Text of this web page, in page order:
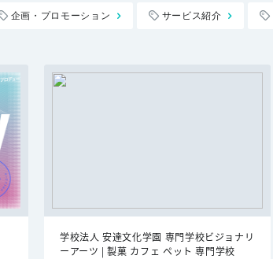
企画・プロモーション サービス紹介
学校法人 安達文化学園 専門学校ビジョナリ
ーアーツ | 製菓 カフェ ペット 専門学校